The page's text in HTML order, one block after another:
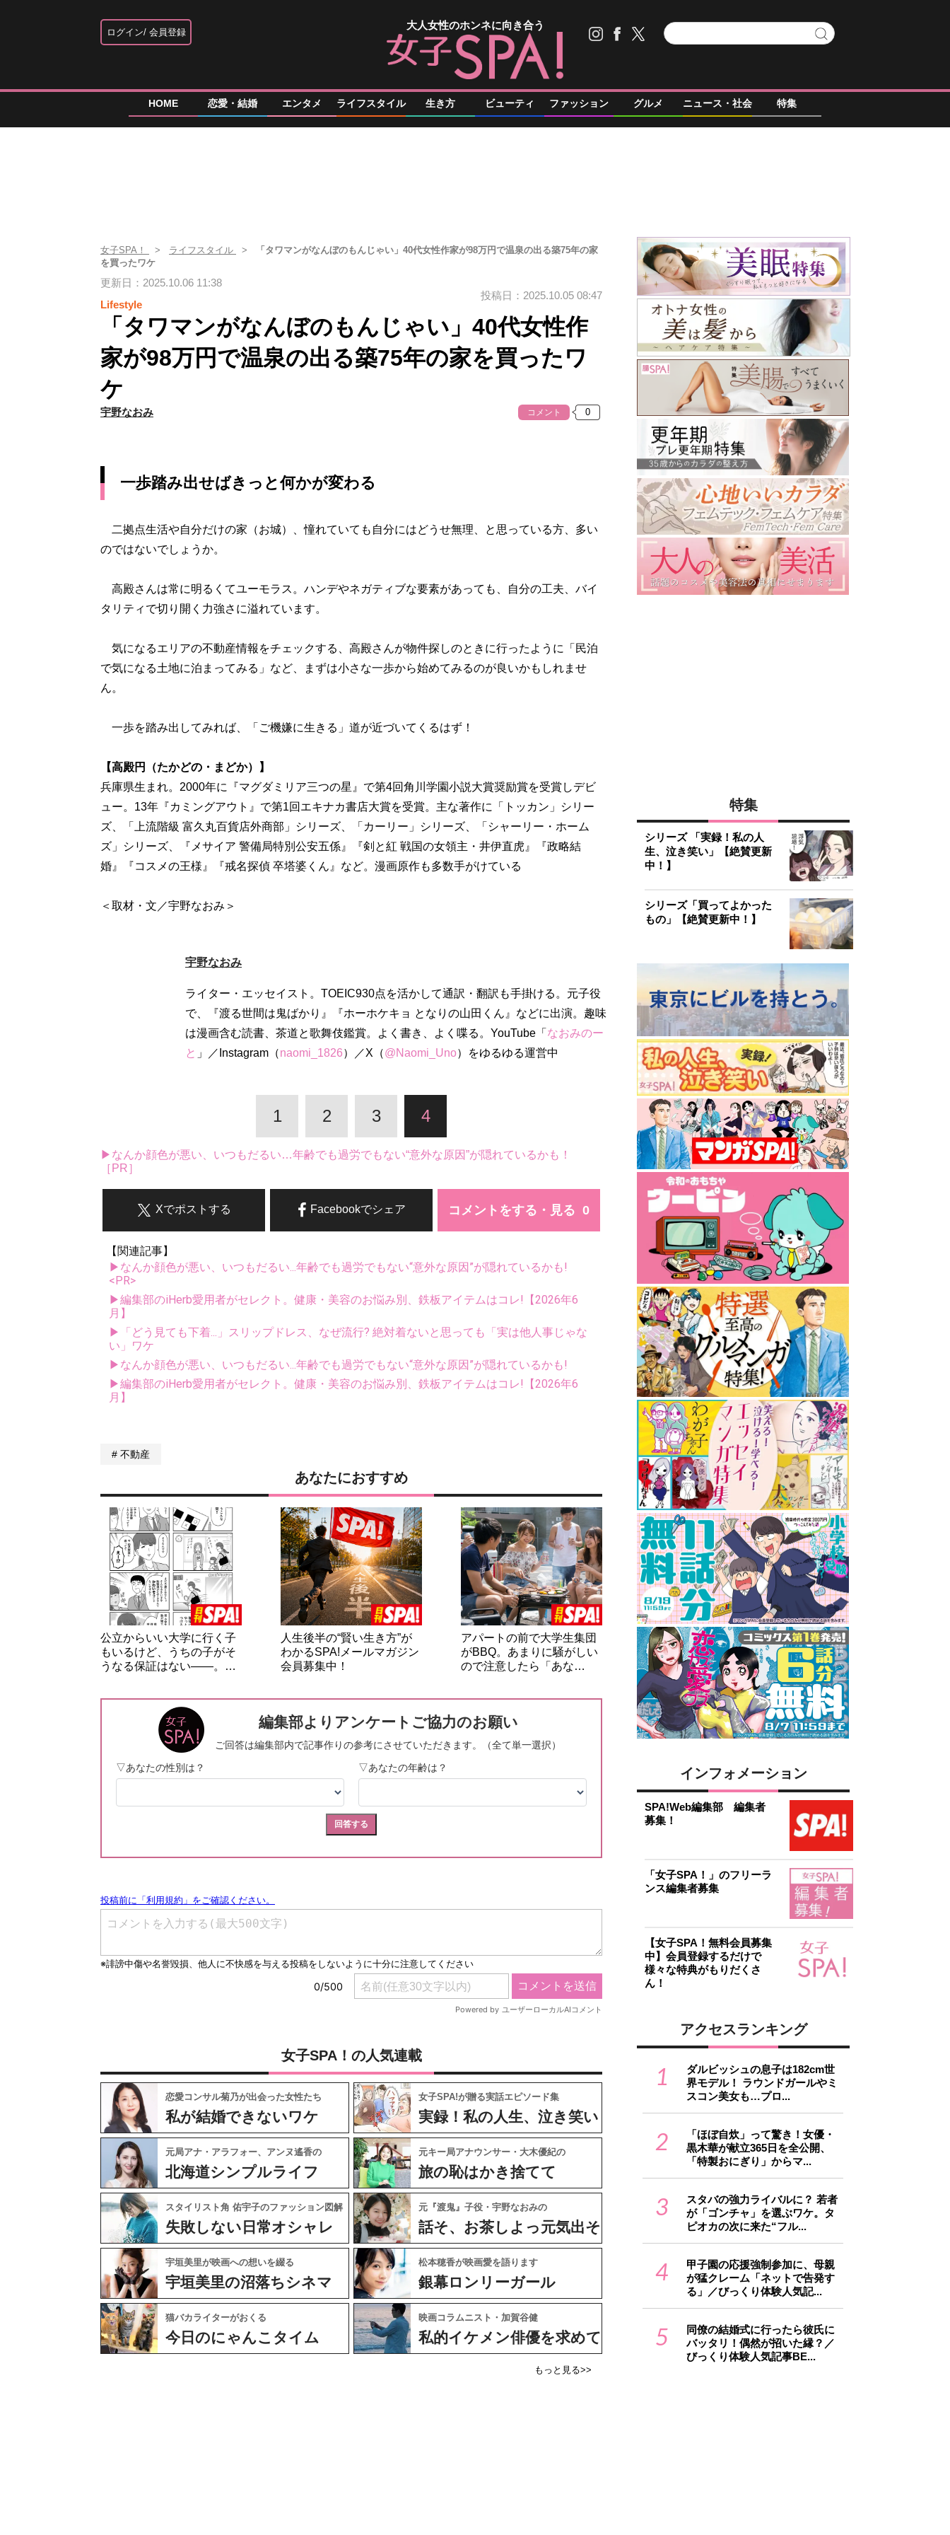
ログイン 会員登録
大人女性のホンネに向き合う
HOME 恋愛・結婚 エンタメ ライフスタイル 生き方 ビューティ ファッション グルメ ニュース・社会 特集
女子SPA！ ライフスタイル
「タワマンがなんぼのもんじゃい」40代女性作家が98万円で温泉の出る築75年の家
を買ったワケ
更新日：2025.10.06 11:38
Lifestyle
投稿日：2025.10.05 08:47
「タワマンがなんぼのもんじゃい」40代女性作
家が98万円で温泉の出る築75年の家を買ったワ
ケ
宇野なおみ コメント
一歩踏み出せばきっと何かが変わる
二拠点生活や自分だけの家（お城）、憧れていても自分にはどうせ無理、と思っている方、多い
のではないでしょうか。
高殿さんは常に明るくてユーモラス。ハンデやネガティブな要素があっても、自分の工夫、バイ
タリティで切り開く力強さに溢れています。
気になるエリアの不動産情報をチェックする、高殿さんが物件探しのときに行ったように「民泊
で気になる土地に泊まってみる」など、まずは小さな一歩から始めてみるのが良いかもしれませ
ん。
一歩を踏み出してみれば、「ご機嫌に生きる」道が近づいてくるはず！
【高殿円（たかどの・まどか）】
兵庫県生まれ。2000年に『マグダミリア三つの星』で第4回角川学園小説大賞奨励賞を受賞しデビ
ュー。13年『カミングアウト』で第1回エキナカ書店大賞を受賞。主な著作に「トッカン」シリー
ズ、「上流階級 富久丸百貨店外商部」シリーズ、「カーリー」シリーズ、「シャーリー・ホーム
ズ」シリーズ、『メサイア 警備局特別公安五係』『剣と紅 戦国の女領主・井伊直虎』『政略結
婚』『コスメの王様』『戒名探偵 卒塔婆くん』など。漫画原作も多数手がけている
＜取材・文／宇野なおみ＞
宇野なおみ
ライター・エッセイスト。TOEIC930点を活かして通訳・翻訳も手掛ける。元子役
で、『渡る世間は鬼ばかり』『ホーホケキョ となりの山田くん』などに出演。趣味
は漫画含む読書、茶道と歌舞伎鑑賞。よく書き、よく喋る。YouTube「 なおみのー
と 」／Instagram（naomi_1826）／X（@Naomi_Uno）をゆるゆる運営中
1 2 3 4
▶なんか顔色が悪い、いつもだるい…年齢でも過労でもない“意外な原因”が隠れているかも！
［PR］
コメントをする・見る
Facebookでシェア
Xでポストする
【関連記事】
▶なんか顔色が悪い、いつもだるい...年齢でも過労でもない“意外な原因”が隠れているかも!
<PR>
▶編集部のiHerb愛用者がセレクト。健康・美容のお悩み別、鉄板アイテムはコレ!【2026年6
月】
▶「どう見ても下着...」スリップドレス、なぜ流行? 絶対着ないと思っても「実は他人事じゃな
い」ワケ
▶なんか顔色が悪い、いつもだるい...年齢でも過労でもない“意外な原因”が隠れているかも!
▶編集部のiHerb愛用者がセレクト。健康・美容のお悩み別、鉄板アイテムはコレ!【2026年6
月】
不動産
あなたにおすすめ
公立からいい大学に行く子
もいるけど、うちの子がそ
うなる保証はない――。…
人生後半の“賢い生き方”が
わかるSPA!メールマガジン
会員募集中！
アパートの前で大学生集団
がBBQ。あまりに騒がしい
ので注意したら「あな…
女子SPA！の人気連載
恋愛コンサル菊乃が出会った女性たち
私が結婚できないワケ
女子SPA!が贈る実話エピソード集
実録！私の人生、泣き笑い
元局アナ・アラフォー、アンヌ遙香の
北海道シンプルライフ
元キー局アナウンサー・大木優紀の
旅の恥はかき捨てて
スタイリスト角 佑宇子のファッション図解
失敗しない日常オシャレ
元『渡鬼』子役・宇野なおみの
話そ、お茶しよっ元気出そ
宇垣美里が映画への想いを綴る
宇垣美里の沼落ちシネマ
松本穂香が映画愛を語ります
銀幕ロンリーガール
猫バカライターがおくる
今日のにゃんこタイム
映画コラムニスト・加賀谷健
私的イケメン俳優を求めて
もっと見る>>
特集
シリーズ 「実録！私の人
生、泣き笑い」【絶賛更新
中！】
シリーズ「買ってよかった
もの」【絶賛更新中！】
インフォメーション
SPA!Web編集部 編集者
募集！
「女子SPA！」のフリーラ
ンス編集者募集
【女子SPA！無料会員募集
中】会員登録するだけで
様々な特典がもりだくさ
ん！
アクセスランキング
1
ダルビッシュの息子は182cm世
界モデル！ ラウンドガールやミ
スコン美女も…プロ...
2
「ほぼ自炊」って驚き！女優・
黒木華が献立365日を全公開、
「特製おにぎり」からマ...
3
スタバの強力ライバルに？ 若者
が「ゴンチャ」を選ぶワケ。タ
ピオカの次に来た“フル...
4
甲子園の応援強制参加に、母親
が猛クレーム「ネットで告発す
る」／びっくり体験人気記...
5
同僚の結婚式に行ったら彼氏に
バッタリ！偶然が招いた縁？／
びっくり体験人気記事BE...